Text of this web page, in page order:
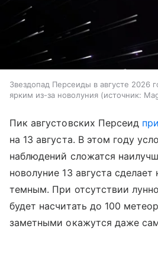
Звездопад Персеиды в августе 2026
ярким из-за новолуния
источник:
Пик августовских Персеид
на 13 августа. В этом году
наблюдений сложатся
новолуние 13 августа
темным. При отсутствии
будет насчитать до 100
заметными окажутся даже